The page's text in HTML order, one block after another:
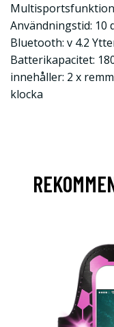
Användningstid: 10
Bluetooth: v 4.2
Batterikapacitet:
innehåller: 2 x
klocka